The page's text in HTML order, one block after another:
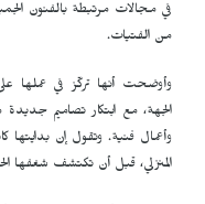
في مجالات مرتبطة بالفنون
من الفتيات.
وأوضحت أنها تركّز في عملها
الجهة، مع ابتكار تصاميم جديدة
وأعمال فنية. وتقول إن بدايتها
المنزلي، قبل أن تكتشف شغفها